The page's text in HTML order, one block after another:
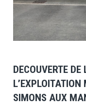
DECOUVERTE DE
L’EXPLOITATION
SIMONS AUX